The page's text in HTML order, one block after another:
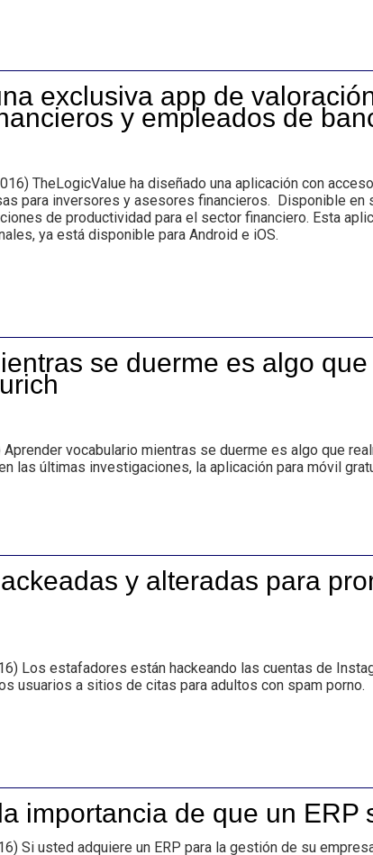
exclusiva app de
y empleados de
TheLogicValue ha diseñado una aplicación con
para inversores y asesores financieros. Disponible
de productividad para el sector financiero. Esta
ya está disponible para Android e iOS.
se duerme es algo
vocabulario mientras se duerme es algo que
las últimas investigaciones, la aplicación para móvil
y alteradas para
Los estafadores están hackeando las cuentas de
usuarios a sitios de citas para adultos con spam porno.
importancia de que un ERP
Si usted adquiere un ERP para la gestión de su